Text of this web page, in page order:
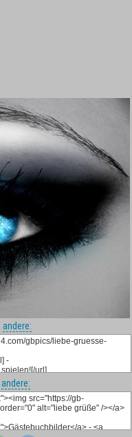
andere:
andere: